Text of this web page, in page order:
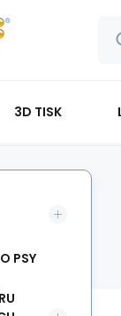
3D TISK
PSY